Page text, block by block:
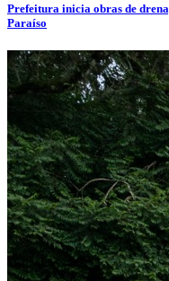
Prefeitura inicia obras de
Paraíso